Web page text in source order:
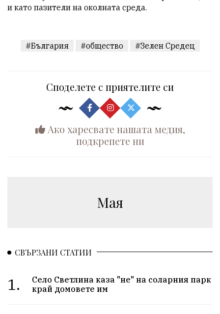
и като пазители на околната среда.
#България #общество #Зелен Средец
Споделете с приятелите си
Ако харесвате нашата медия,
подкрепете ни
Мая
СВЪРЗАНИ СТАТИИ
1.
Село Светлина каза "не" на соларния парк
край домовете им